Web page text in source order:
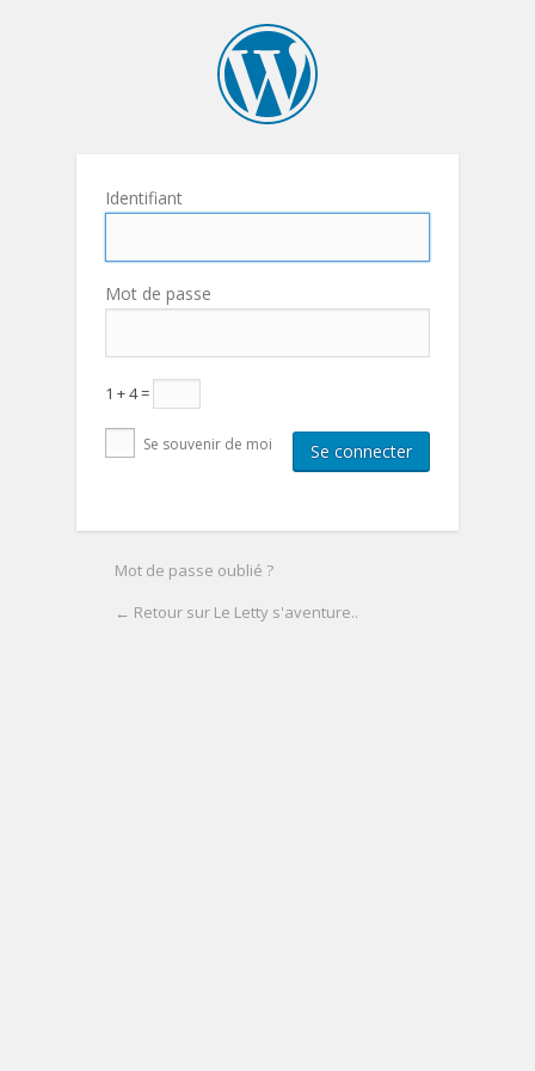
Identifiant
Mot de passe
1 + 4 =
Se souvenir de moi
Mot de passe oublié ?
← Retour sur Le Letty s'aventure..